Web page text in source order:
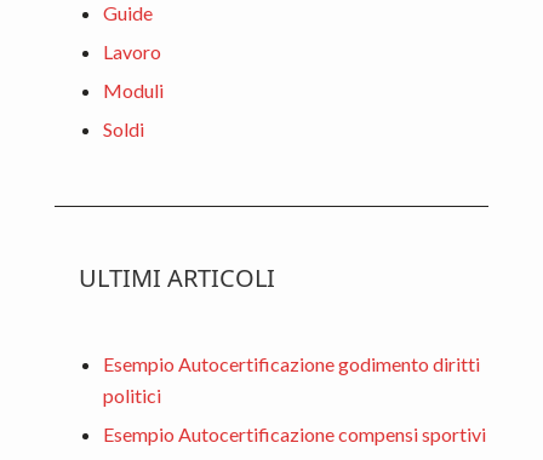
Guide
Lavoro
Moduli
Soldi
ULTIMI ARTICOLI
Esempio Autocertificazione godimento diritti
politici
Esempio Autocertificazione compensi sportivi